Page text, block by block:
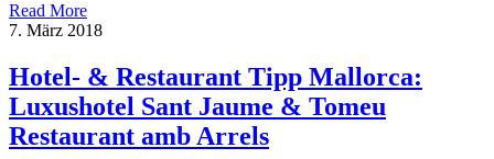
Read More
7. März 2018
Hotel- & Restaurant Tipp Mallorca:
Luxushotel Sant Jaume & Tomeu
Restaurant amb Arrels